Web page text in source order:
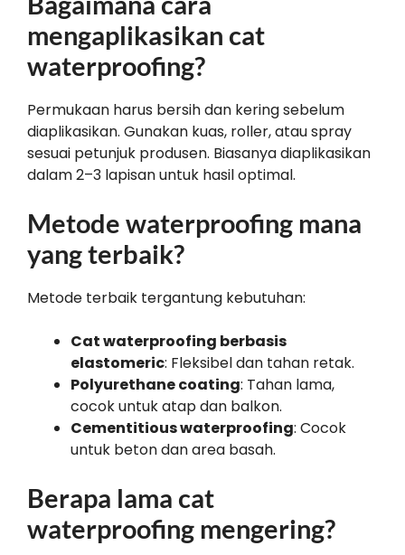
mengaplikasikan cat
waterproofing?
Permukaan harus bersih dan kering sebelum
diaplikasikan. Gunakan kuas, roller, atau spray
sesuai petunjuk produsen. Biasanya diaplikasikan
dalam 2–3 lapisan untuk hasil optimal.
Metode waterproofing mana
yang terbaik?
Metode terbaik tergantung kebutuhan:
Cat waterproofing berbasis
elastomeric: Fleksibel dan tahan retak.
Polyurethane coating: Tahan lama,
cocok untuk atap dan balkon.
Cementitious waterproofing: Cocok
untuk beton dan area basah.
Berapa lama cat
waterproofing mengering?